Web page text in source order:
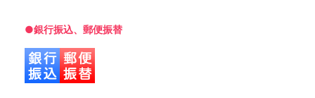
●銀行振込、郵便振替